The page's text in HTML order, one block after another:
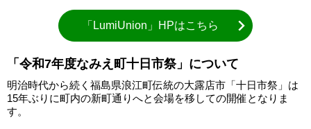
「LumiUnion」HPはこちら
「令和7年度なみえ町十日市祭」について
明治時代から続く福島県浪江町伝統の大露店市「十日市祭」は
15年ぶりに町内の新町通りへと会場を移しての開催となりま
す。